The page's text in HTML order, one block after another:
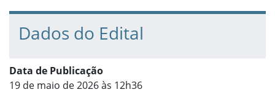
Dados do Edital
Data de Publicação
19 de maio de 2026 às 12h36